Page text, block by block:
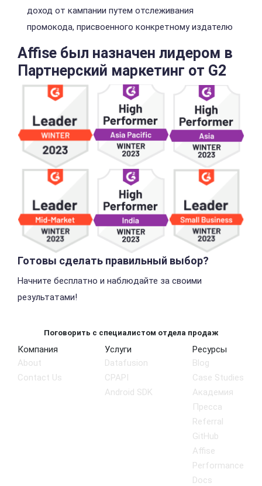
доход от кампании путем отслеживания
промокода, присвоенного конкретному издателю
Affise был назначен лидером в
Партнерский маркетинг от G2
Готовы сделать правильный выбор?
Начните бесплатно и наблюдайте за своими
результатами!
Поговорить с специалистом отдела продаж
Компания
About
Contact Us
Услуги
Datafusion
CPAPI
Android SDK
Ресурсы
Blog
Case Studies
Академия
Пресса
Referral
GitHub
Affise
Performance
Docs